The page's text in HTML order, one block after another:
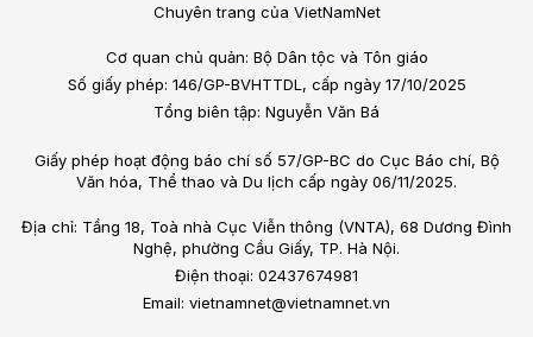
Chuyên trang của VietNamNet
Cơ quan chủ quản: Bộ Dân tộc và Tôn giáo
Số giấy phép: 146/GP-BVHTTDL, cấp ngày 17/10/2025
Tổng biên tập: Nguyễn Văn Bá
Giấy phép hoạt động báo chí số 57/GP-BC do Cục Báo chí, Bộ
Văn hóa, Thể thao và Du lịch cấp ngày 06/11/2025.
Địa chỉ: Tầng 18, Toà nhà Cục Viễn thông (VNTA), 68 Dương Đình
Nghệ, phường Cầu Giấy, TP. Hà Nội.
Điện thoại: 02437674981
Email: vietnamnet@vietnamnet.vn